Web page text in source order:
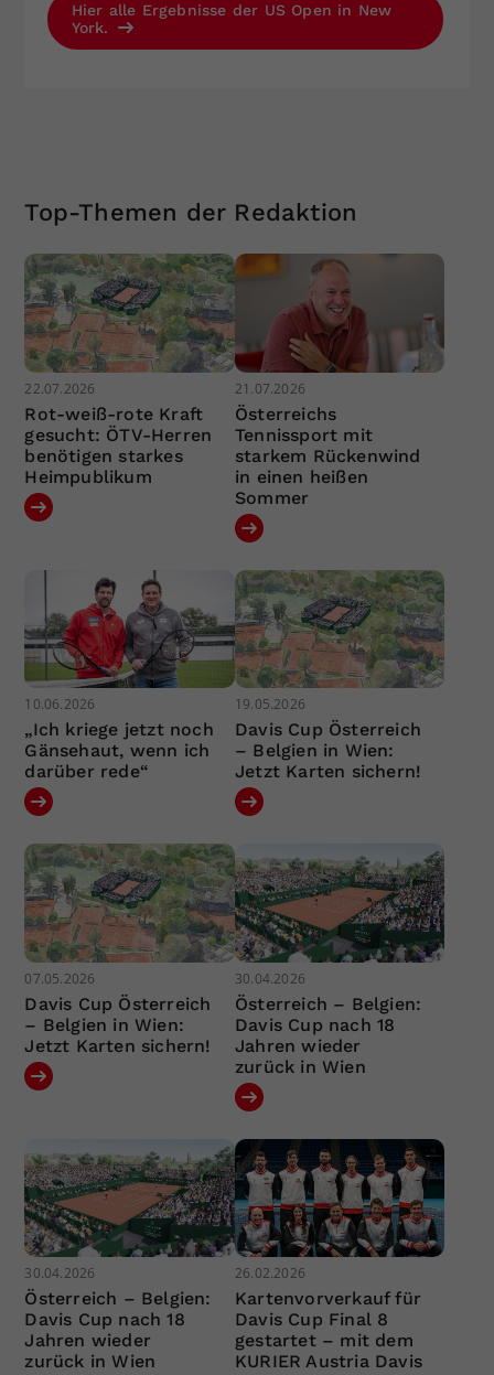
Hier alle Ergebnisse der US Open in New
York.
Top-Themen der Redaktion
22.07.2026
Rot-weiß-rote Kraft
gesucht: ÖTV-Herren
benötigen starkes
Heimpublikum
21.07.2026
Österreichs
Tennissport mit
starkem Rückenwind
in einen heißen
Sommer
10.06.2026
„Ich kriege jetzt noch
Gänsehaut, wenn ich
darüber rede“
19.05.2026
Davis Cup Österreich
– Belgien in Wien:
Jetzt Karten sichern!
07.05.2026
Davis Cup Österreich
– Belgien in Wien:
Jetzt Karten sichern!
30.04.2026
Österreich – Belgien:
Davis Cup nach 18
Jahren wieder
zurück in Wien
30.04.2026
Österreich – Belgien:
Davis Cup nach 18
Jahren wieder
zurück in Wien
26.02.2026
Kartenvorverkauf für
Davis Cup Final 8
gestartet – mit dem
KURIER Austria Davis